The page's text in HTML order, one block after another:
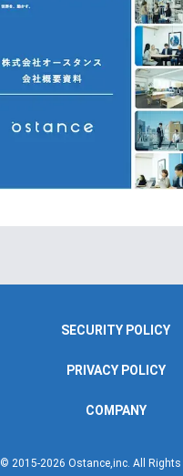
SECURITY POLICY
PRIVACY POLICY
COMPANY
© 2015-2026 Ostance,inc. All Rights